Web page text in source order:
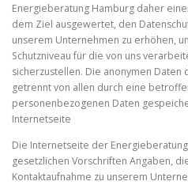
Energieberatung Hamburg daher
dem Ziel ausgewertet, den
unserem Unternehmen zu erhöhen,
Schutzniveau für die von uns
sicherzustellen. Die anonymen
getrennt von allen durch eine
personenbezogenen Daten
Internetseite
Die Internetseite der
gesetzlichen Vorschriften Angaben,
Kontaktaufnahme zu unserem